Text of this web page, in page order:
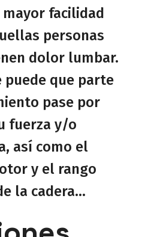
facilidad
personas
dolor lumbar.
puede que parte
pase por
fuerza y/o
así como el
y el rango
la cadera…